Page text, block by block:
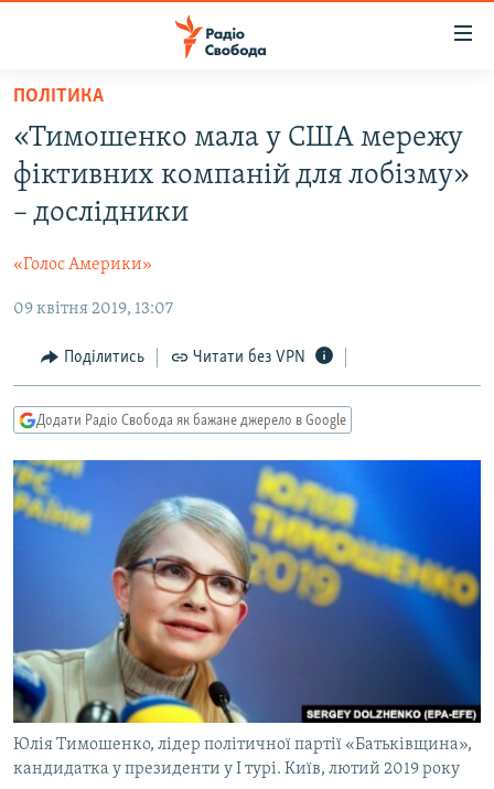
Перейти
основного
матеріалу
Перейти
основної
Перейти
пошуку
ВСЕ ЗА ДОБУ
СТАТТІ
ЕКОНОМІКА
СУСПІЛЬСТВО
КУЛЬТУРА
УКРАЇНА
СВІТ
РОСІЙСЬКА «ФІЛЬТРАЦІЯ»
ДОНБАС.РЕАЛІЇ
КРИМ.РЕАЛІЇ
СХЕМИ
КИТАЙ.ВИКЛИКИ
МУЛЬТИМЕДІА
СПЕЦПРОЄКТИ
ПОДКАСТИ
КРИМ РЕАЛІЇ
РУС
УКР
ПОЛІТИКА
«Тимошенко мала у США мережу
фіктивних компаній для лобізму»
– дослідники
«Голос Америки»
09 квітня 2019, 13:07
Поділитись Читати без VPN
Додати Радіо Свобода як бажане джерело в Google
Юлія Тимошенко, лідер політичної партії «Батьківщина»,
кандидатка у президенти у І турі. Київ, лютий 2019 року